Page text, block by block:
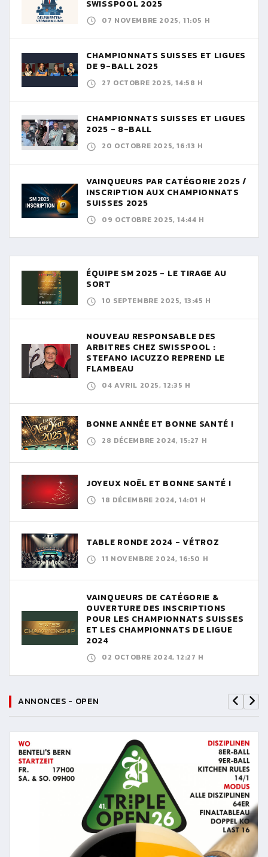
SWISSPOOL 2025
07 NOVEMBRE 2025, 11:05 H
CHAMPIONNATS SUISSES ET LIGUES
DE 9-BALL 2025
27 OCTOBRE 2025, 14:58 H
CHAMPIONNATS SUISSES ET LIGUES
2025 - 8-BALL
20 OCTOBRE 2025, 16:13 H
VAINQUEURS PAR CATÉGORIE 2025 /
INSCRIPTION AUX CHAMPIONNATS
SUISSES 2025
09 OCTOBRE 2025, 14:44 H
ÉQUIPE SM 2025 - LE TIRAGE AU
SORT
10 SEPTEMBRE 2025, 13:45 H
NOUVEAU RESPONSABLE DES
ARBITRES CHEZ SWISSPOOL :
STEFANO IACUZZO REPREND LE
FLAMBEAU
04 AVRIL 2025, 12:35 H
BONNE ANNÉE ET BONNE SANTÉ !
28 DÉCEMBRE 2024, 15:27 H
JOYEUX NOËL ET BONNE SANTÉ !
18 DÉCEMBRE 2024, 14:01 H
TABLE RONDE 2024 - VÉTROZ
11 NOVEMBRE 2024, 16:50 H
VAINQUEURS DE CATÉGORIE &
OUVERTURE DES INSCRIPTIONS
POUR LES CHAMPIONNATS SUISSES
ET LES CHAMPIONNATS DE LIGUE
2024
02 OCTOBRE 2024, 12:27 H
ANNONCES - OPEN